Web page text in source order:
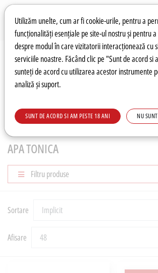
Preferințe pentru cookie-uri
Utilizăm unelte, cum ar fi cookie-urile, pentru a
funcționalități esențiale pe site-ul nostru și pentru
despre modul în care vizitatorii interacționează cu
serviciile noastre. Făcând clic pe "Sunt de acord si
sunteți de acord cu utilizarea acestor instrumente
analiză și suport.
SUNT DE ACORD SI AM PESTE 18 ANI NU
Wishlist
COCKTAIL Apa Tonica
APA TONICA
Filtru produse
Sortare
Afisare